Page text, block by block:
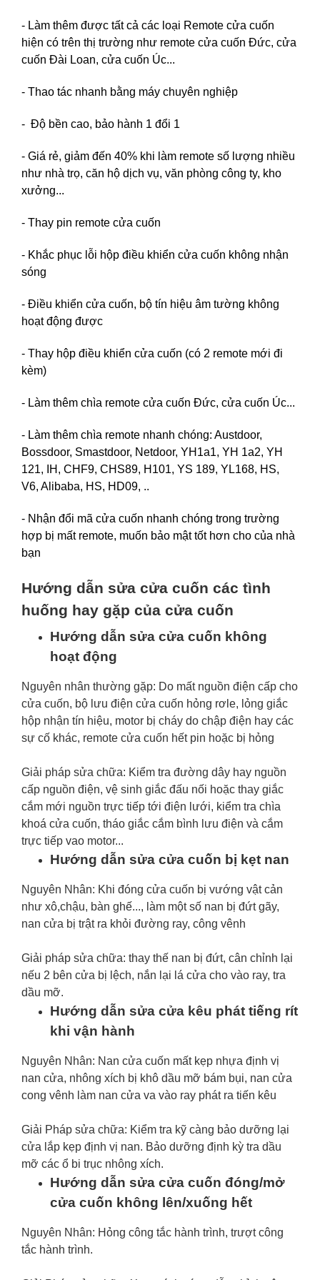
- Làm thêm được tất cả các loại Remote cửa cuốn
hiện có trên thị trường như remote cửa cuốn Đức, cửa
cuốn Đài Loan, cửa cuốn Úc...
- Thao tác nhanh bằng máy chuyên nghiệp
- Độ bền cao, bảo hành 1 đổi 1
- Giá rẻ, giảm đến 40% khi làm remote số lượng nhiều
như nhà trọ, căn hộ dịch vụ, văn phòng công ty, kho
xưởng...
- Thay pin remote cửa cuốn
- Khắc phục lỗi hộp điều khiển cửa cuốn không nhận
sóng
- Điều khiển cửa cuốn, bộ tín hiệu âm tường không
hoạt động được
- Thay hộp điều khiển cửa cuốn (có 2 remote mới đi
kèm)
- Làm thêm chìa remote cửa cuốn Đức, cửa cuốn Úc...
- Làm thêm chìa remote nhanh chóng: Austdoor,
Bossdoor, Smastdoor, Netdoor, YH1a1, YH 1a2, YH
121, IH, CHF9, CHS89, H101, YS 189, YL168, HS,
V6, Alibaba, HS, HD09, ..
- Nhận đổi mã cửa cuốn nhanh chóng trong trường
hợp bị mất remote, muốn bảo mật tốt hơn cho của nhà
bạn
Hướng dẫn sửa cửa cuốn các tình
huống hay gặp của cửa cuốn
Hướng dẫn sửa cửa cuốn không
hoạt động
Nguyên nhân thường gặp: Do mất nguồn điện cấp cho
cửa cuốn, bộ lưu điện cửa cuốn hỏng rơle, lỏng giắc
hộp nhận tín hiệu, motor bị cháy do chập điện hay các
sự cố khác, remote cửa cuốn hết pin hoặc bị hỏng
Giải pháp sửa chữa: Kiểm tra đường dây hay nguồn
cấp nguồn điện, vệ sinh giắc đấu nối hoặc thay giắc
cắm mới nguồn trực tiếp tới điện lưới, kiểm tra chìa
khoá cửa cuốn, tháo giắc cắm bình lưu điện và cắm
trực tiếp vao motor...
Hướng dẫn sửa cửa cuốn bị kẹt nan
Nguyên Nhân: Khi đóng cửa cuốn bị vướng vật cản
như xô,chậu, bàn ghế..., làm một số nan bị đứt gãy,
nan cửa bị trật ra khỏi đường ray, công vênh
Giải pháp sửa chữa: thay thế nan bị đứt, cân chỉnh lại
nếu 2 bên cửa bị lệch, nắn lại lá cửa cho vào ray, tra
dầu mỡ.
Hướng dẫn sửa cửa kêu phát tiếng rít
khi vận hành
Nguyên Nhân: Nan cửa cuốn mất kẹp nhựa định vị
nan cửa, nhông xích bị khô dầu mỡ bám bụi, nan cửa
cong vênh làm nan cửa va vào ray phát ra tiến kêu
Giải Pháp sửa chữa: Kiểm tra kỹ càng bảo dưỡng lại
cửa lắp kẹp định vị nan. Bảo dưỡng định kỳ tra dầu
mỡ các ổ bi trục nhông xích.
Hướng dẫn sửa cửa cuốn đóng/mở
cửa cuốn không lên/xuống hết
Nguyên Nhân: Hỏng công tắc hành trình, trượt công
tắc hành trình.